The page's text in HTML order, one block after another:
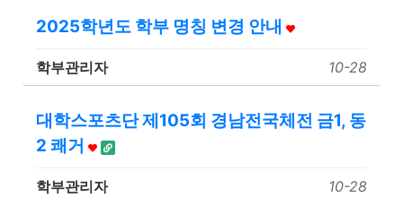
2025학년도 학부 명칭 변경 안내
학부관리자 10-28
대학스포츠단 제105회 경남전국체전 금1, 동
2 쾌거
학부관리자 10-28